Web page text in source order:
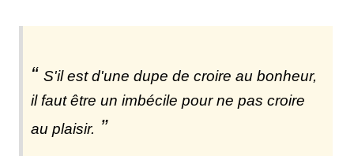
S'il est d'une dupe de croire au bonheur,
il faut être un imbécile pour ne pas croire
au plaisir.